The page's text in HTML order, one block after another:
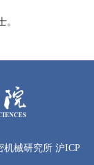
。
机械研究所 沪ICP